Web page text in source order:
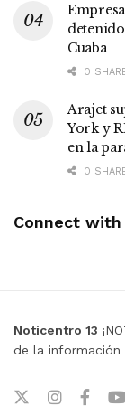
Cuaba
0
Arajet
York y
en la
0
Connect with
Noticentro 13
de la información